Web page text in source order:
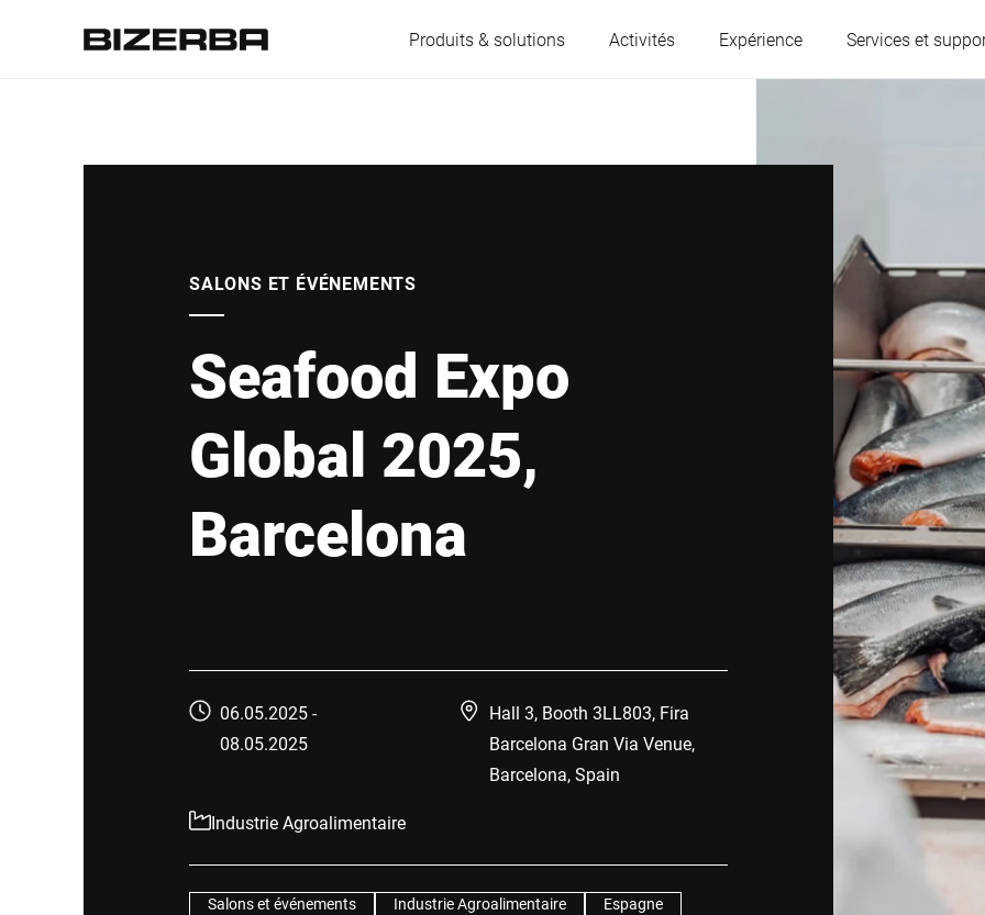
Produits & solutions Activités Expérience Services et
Allemagne
Italie
Pologne Portugal
Slovaquie
Turquie
SALONS ET ÉVÉNEMENTS
Seafood Expo
Global 2025,
Barcelona
06.05.2025 -
08.05.2025
Hall 3, Booth 3LL803, Fira
Barcelona Gran Via Venue,
Barcelona, Spain
Industrie Agroalimentaire
Salons et événements Industrie Agroalimentaire Espagne